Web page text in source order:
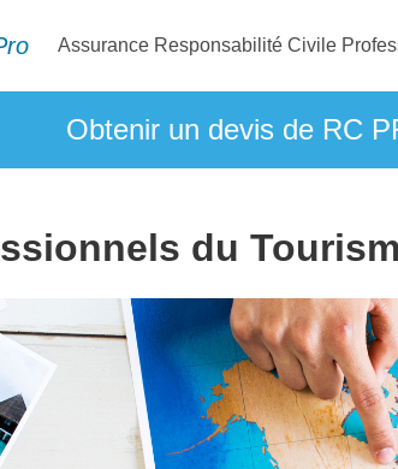
Assurance Responsabilité Civile
Obtenir un devis de RC
du